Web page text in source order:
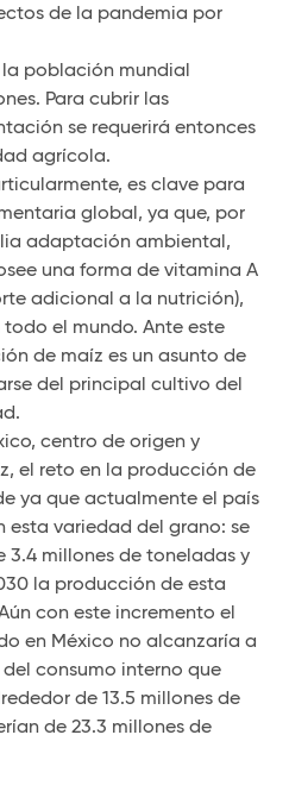
de la pandemia por
la población mundial
Para cubrir las
se requerirá entonces
agrícola.
es clave para
global, ya que, por
adaptación ambiental,
una forma de vitamina A
adicional a la nutrición),
el mundo. Ante este
de maíz es un asunto de
del principal cultivo del
centro de origen y
el reto en la producción de
ya que actualmente el país
esta variedad del grano: se
3.4 millones de toneladas y
la producción de esta
con este incremento el
en México no alcanzaría a
consumo interno que
de 13.5 millones de
de 23.3 millones de